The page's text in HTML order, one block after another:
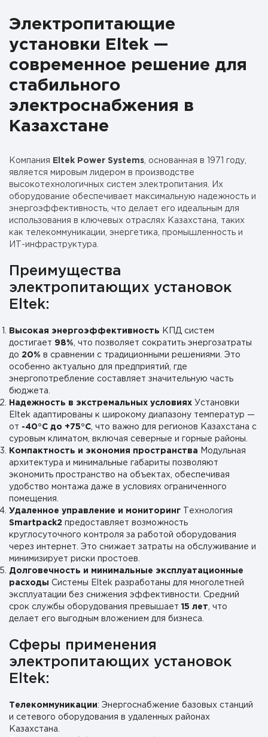
Электропитающие
установки Eltek —
современное решение для
стабильного
электроснабжения в
Казахстане
Компания Eltek Power Systems , основанная в 1971 году,
является мировым лидером в производстве
высокотехнологичных систем электропитания. Их
оборудование обеспечивает максимальную надежность и
энергоэффективность, что делает его идеальным для
использования в ключевых отраслях Казахстана, таких
как телекоммуникации, энергетика, промышленность и
ИТ-инфраструктура.
Преимущества
электропитающих установок
Eltek:
Высокая энергоэффективность КПД систем
достигает 98% , что позволяет сократить энергозатраты
до 20% в сравнении с традиционными решениями. Это
особенно актуально для предприятий, где
энергопотребление составляет значительную часть
бюджета.
Надежность в экстремальных условиях Установки
Eltek адаптированы к широкому диапазону температур —
от -40°C до +75°C , что важно для регионов Казахстана с
суровым климатом, включая северные и горные районы.
Компактность и экономия пространства Модульная
архитектура и минимальные габариты позволяют
экономить пространство на объектах, обеспечивая
удобство монтажа даже в условиях ограниченного
помещения.
Удаленное управление и мониторинг Технология
Smartpack2 предоставляет возможность
круглосуточного контроля за работой оборудования
через интернет. Это снижает затраты на обслуживание и
минимизирует риски простоев.
Долговечность и минимальные эксплуатационные
расходы
Системы Eltek разработаны для многолетней
эксплуатации без снижения эффективности. Средний
срок службы оборудования превышает 15 лет , что
делает его выгодным вложением для бизнеса.
Сферы применения
электропитающих установок
Eltek:
Телекоммуникации : Энергоснабжение базовых станций
и сетевого оборудования в удаленных районах
Казахстана.